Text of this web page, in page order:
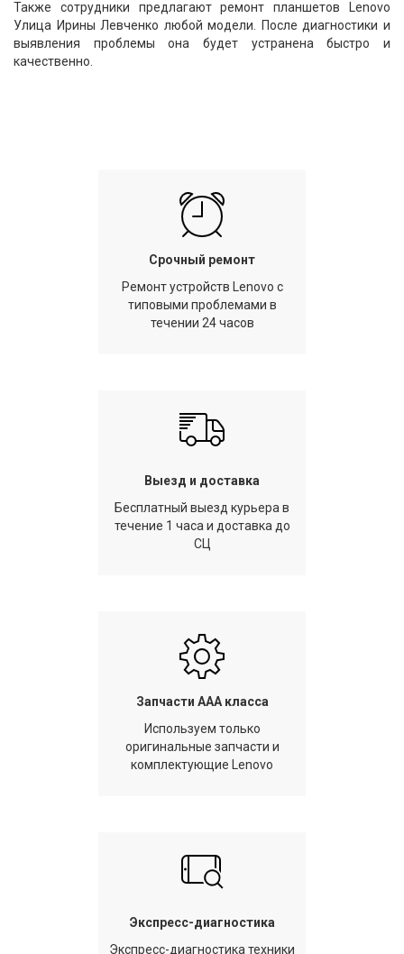
Также сотрудники предлагают ремонт планшетов Lenovo
Улица Ирины Левченко любой модели. После диагностики и
выявления проблемы она будет устранена быстро и
качественно.
Срочный ремонт
Ремонт устройств Lenovo с
типовыми проблемами в
течении 24 часов
Выезд и доставка
Бесплатный выезд курьера в
течение 1 часа и доставка до
СЦ
Запчасти AAA класса
Используем только
оригинальные запчасти и
комплектующие Lenovo
Экспресс-диагностика
Экспресс-диагностика техники